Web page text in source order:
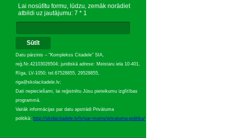
Lai nosūtītu formu, lūdzu, zemāk norādiet
atbildi uz jautājumu: 7 * 1
Sūtīt
Datu pārzinis – “Komplekss Citadele” SIA,
reģ.Nr.42103026504; juridiskā adrese: Meistaru iela 10-401,
Rīga, LV-1050; tel.67528855, 29528855,
riga@skolacitadele.lv;
Dati nepieciešami, lai reģistrētu Jūsu pieteikumu izglītības
programmā.
Vairāk informācijas par datu apstrādi Privātuma
politikā: http://skolacitadele.lv/lv/par-mums/privatuma-politika/